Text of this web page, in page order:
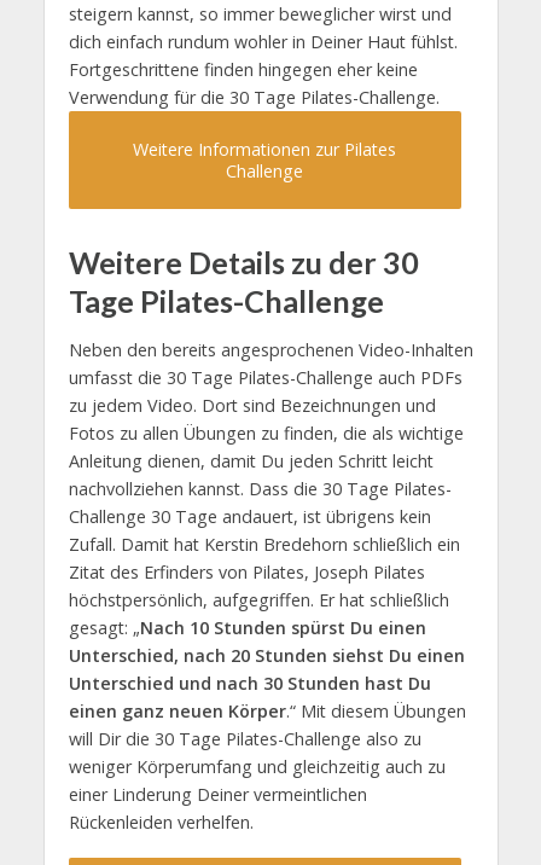
steigern kannst, so immer beweglicher wirst und
dich einfach rundum wohler in Deiner Haut fühlst.
Fortgeschrittene finden hingegen eher keine
Verwendung für die 30 Tage Pilates-Challenge.
Weitere Informationen zur Pilates
Challenge
Weitere Details zu der 30
Tage Pilates-Challenge
Neben den bereits angesprochenen Video-Inhalten
umfasst die 30 Tage Pilates-Challenge auch PDFs
zu jedem Video. Dort sind Bezeichnungen und
Fotos zu allen Übungen zu finden, die als wichtige
Anleitung dienen, damit Du jeden Schritt leicht
nachvollziehen kannst. Dass die 30 Tage Pilates-
Challenge 30 Tage andauert, ist übrigens kein
Zufall. Damit hat Kerstin Bredehorn schließlich ein
Zitat des Erfinders von Pilates, Joseph Pilates
höchstpersönlich, aufgegriffen. Er hat schließlich
gesagt: „Nach 10 Stunden spürst Du einen
Unterschied, nach 20 Stunden siehst Du einen
Unterschied und nach 30 Stunden hast Du
einen ganz neuen Körper.“ Mit diesem Übungen
will Dir die 30 Tage Pilates-Challenge also zu
weniger Körperumfang und gleichzeitig auch zu
einer Linderung Deiner vermeintlichen
Rückenleiden verhelfen.